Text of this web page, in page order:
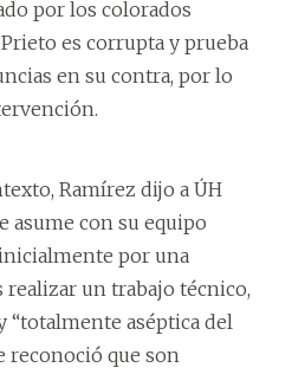
por los colorados
es corrupta y prueba
en su contra, por lo
Ramírez dijo a ÚH
asume con su equipo
por una
realizar un trabajo técnico,
“totalmente aséptica del
reconoció que son